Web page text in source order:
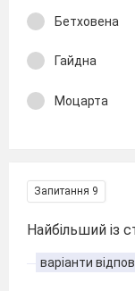
Бетховена
Гайдна
Моцарта
Запитання 9
Найбільший із
варіанти